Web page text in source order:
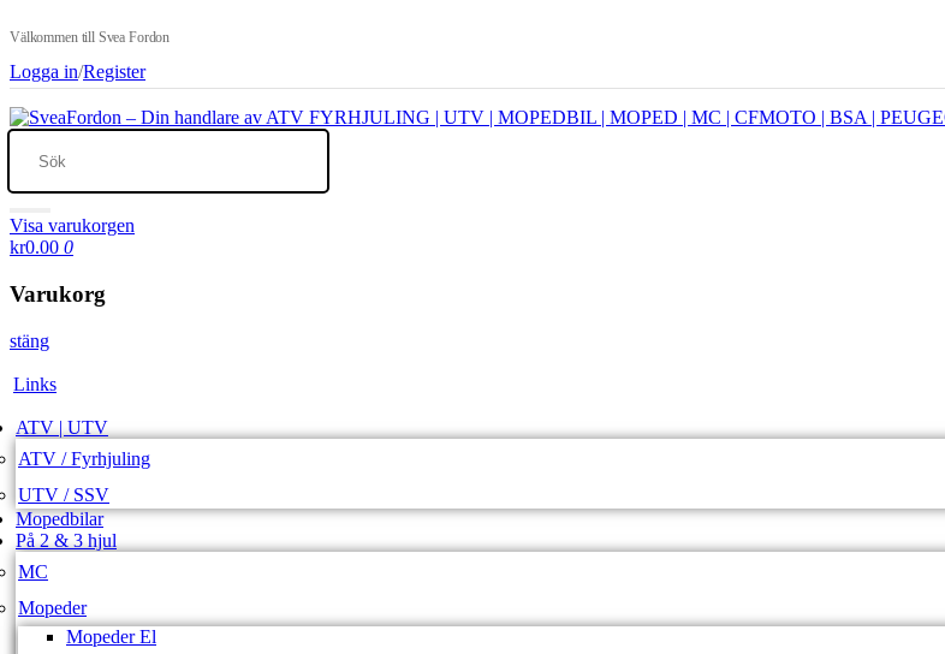
Välkommen till Svea Fordon
Logga in/Register
Visa varukorgen
kr0.00 0
Varukorg
stäng
Links
ATV | UTV
ATV / Fyrhjuling
UTV / SSV
Mopedbilar
På 2 & 3 hjul
MC
Mopeder
Mopeder El